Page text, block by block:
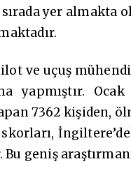
yer almakta
ve uçuş
yapmıştır.
7362 kişiden,
Bu geniş